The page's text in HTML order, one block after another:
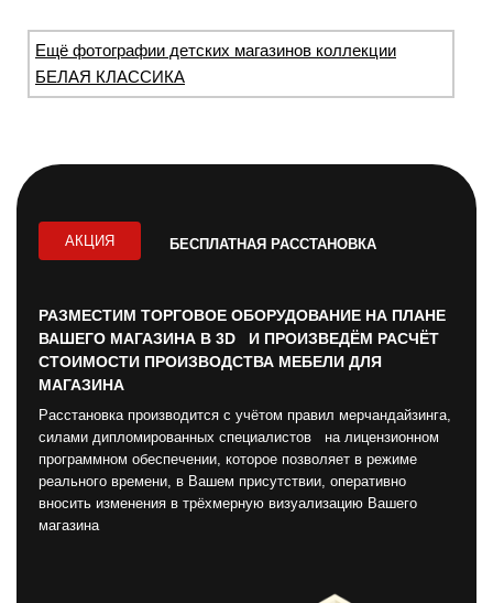
Ещё фотографии детских магазинов коллекции
БЕЛАЯ КЛАССИКА
АКЦИЯ БЕСПЛАТНАЯ РАССТАНОВКА
РАЗМЕСТИМ ТОРГОВОЕ ОБОРУДОВАНИЕ НА ПЛАНЕ
ВАШЕГО МАГАЗИНА В 3D И ПРОИЗВЕДЁМ РАСЧЁТ
СТОИМОСТИ ПРОИЗВОДСТВА МЕБЕЛИ ДЛЯ
МАГАЗИНА
Расстановка производится с учётом правил мерчандайзинга,
силами дипломированных специалистов на лицензионном
программном обеспечении, которое позволяет в режиме
реального времени, в Вашем присутствии, оперативно
вносить изменения в трёхмерную визуализацию Вашего
магазина